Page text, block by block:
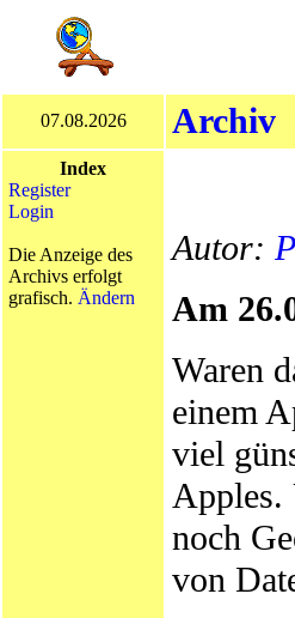
07.08.2026 Archiv
Index
Register
Login
Die Anzeige des
Archivs erfolgt
grafisch. Ändern
Autor:
Am
Waren
einem
viel
Apples.
noch
von